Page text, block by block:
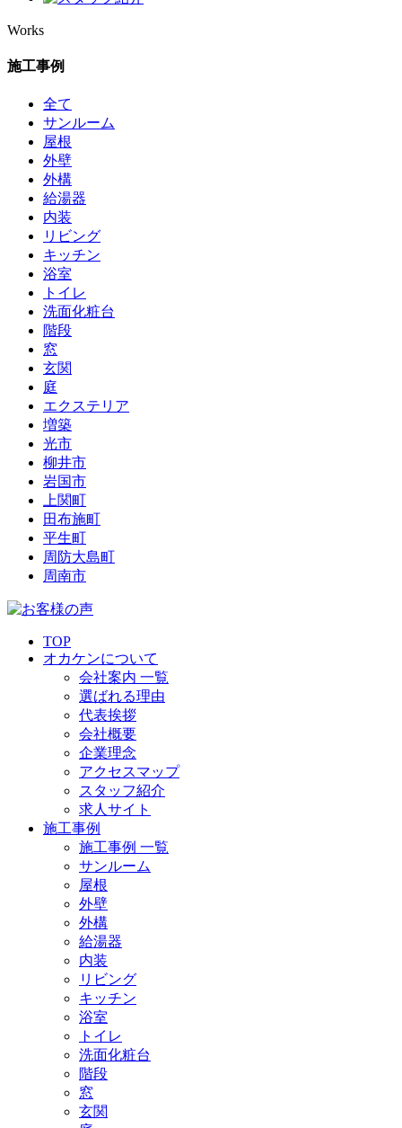
Works
施工事例
全て
サンルーム
屋根
外壁
外構
給湯器
内装
リビング
キッチン
浴室
トイレ
洗面化粧台
階段
窓
玄関
庭
エクステリア
増築
光市
柳井市
岩国市
上関町
田布施町
平生町
周防大島町
周南市
TOP
オカケンについて
会社案内 一覧
選ばれる理由
代表挨拶
会社概要
企業理念
アクセスマップ
スタッフ紹介
求人サイト
施工事例
施工事例 一覧
サンルーム
屋根
外壁
外構
給湯器
内装
リビング
キッチン
浴室
トイレ
洗面化粧台
階段
窓
玄関